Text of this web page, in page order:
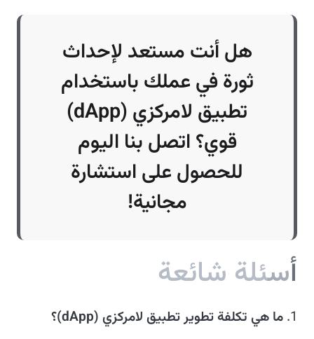
هل أنت مستعد لإحداث
ثورة في عملك باستخدام
تطبيق لامركزي (dApp)
قوي؟ اتصل بنا اليوم
للحصول على استشارة
مجانية!
أسئلة شائعة
ما هي تكلفة تطوير تطبيق لامركزي (dApp)؟